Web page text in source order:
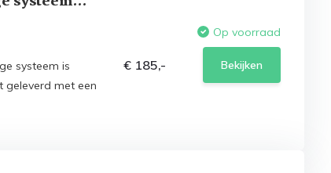
systeem is
geleverd met een
Op voorraad
€ 185,- Bekijken